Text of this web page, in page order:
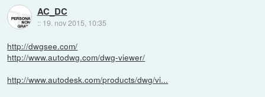
AC_DC
:: 19. nov 2015, 10:35
http://dwgsee.com/
http://www.autodwg.com/dwg-viewer/
http://www.autodesk.com/products/dwg/vi...